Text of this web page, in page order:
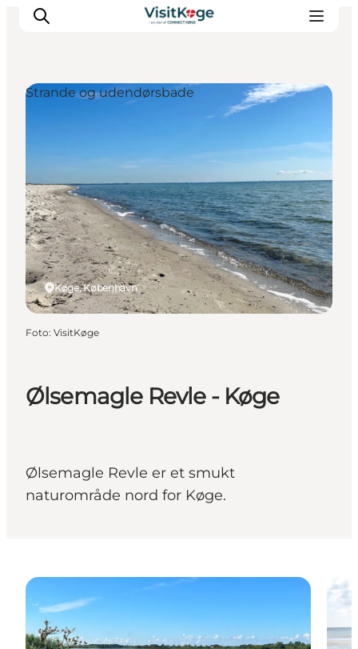
Oplevelser
Kano
Det sker
Spisesteder
Overnatning
Outdoor
Ølsemagle Revle - Køge
Ølsemagle Revle er et smukt
naturområde nord for Køge.
Køge, København
Strande og udendørsbade
Foto: VisitKøge